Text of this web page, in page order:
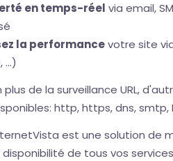
en temps-réel via email,
la performancevotre site
...)
plus de la surveillance URL,
http, https, dns, smtp,
est une solution de
disponibilité de tous vos